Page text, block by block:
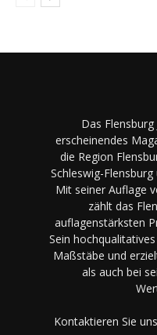
Das
erscheinendes
die Region
Schleswig-
Mit seiner Auflage
zählt das
auflagenstärksten
Sein
Maßstäbe und
als auch bei
Kontaktieren Sie